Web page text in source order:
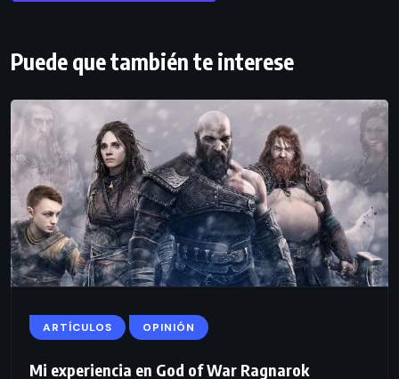
Puede que también te interese
ARTÍCULOS OPINIÓN
Mi experiencia en God of War Ragnarok